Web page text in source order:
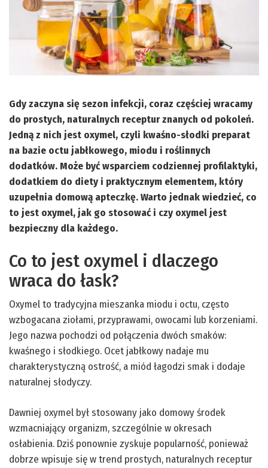
Gdy zaczyna się sezon infekcji, coraz częściej wracamy
do prostych, naturalnych receptur znanych od pokoleń.
Jedną z nich jest oxymel, czyli kwaśno-słodki preparat
na bazie octu jabłkowego, miodu i roślinnych
dodatków. Może być wsparciem codziennej profilaktyki,
dodatkiem do diety i praktycznym elementem, który
uzupełnia domową apteczkę. Warto jednak wiedzieć, co
to jest oxymel, jak go stosować i czy oxymel jest
bezpieczny dla każdego.
Co to jest oxymel i dlaczego
wraca do łask?
Oxymel to tradycyjna mieszanka miodu i octu, często
wzbogacana ziołami, przyprawami, owocami lub korzeniami.
Jego nazwa pochodzi od połączenia dwóch smaków:
kwaśnego i słodkiego. Ocet jabłkowy nadaje mu
charakterystyczną ostrość, a miód łagodzi smak i dodaje
naturalnej słodyczy.
Dawniej oxymel był stosowany jako domowy środek
wzmacniający organizm, szczególnie w okresach
osłabienia. Dziś ponownie zyskuje popularność, ponieważ
dobrze wpisuje się w trend prostych, naturalnych receptur